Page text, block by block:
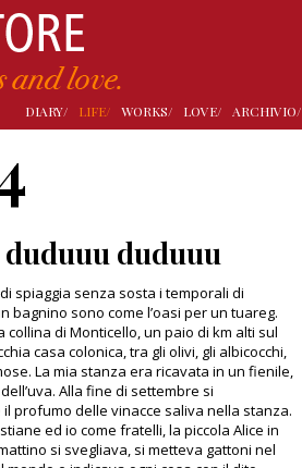
DIARY/ LIFE/ WORKS/ LOVE/ ARCHIVIO/
duduuu
spiaggia senza sosta i temporali di
bagnino sono come l’oasi per un tuareg.
collina di Monticello, un paio di km alti sul
casa colonica, tra gli olivi, gli albicocchi,
La mia stanza era ricavata in un fienile,
Alla fine di settembre si
profumo delle vinacce saliva nella stanza.
ed io come fratelli, la piccola Alice in
si svegliava, si metteva gattoni nel